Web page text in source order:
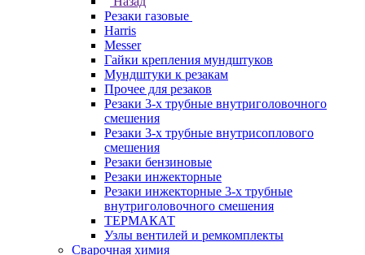
Резаки газовые
Harris
Messer
Гайки крепления мундштуков
Мундштуки к резакам
Прочее для резаков
Резаки 3-х трубные внутриголовочного
смешения
Резаки 3-х трубные внутрисоплового
смешения
Резаки бензиновые
Резаки инжекторные
Резаки инжекторные 3-х трубные
внутриголовочного смешения
ТЕРМАКАТ
Узлы вентилей и ремкомплекты
Сварочная химия